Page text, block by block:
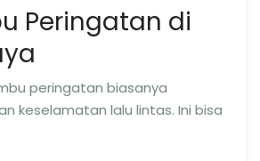
Peringatan di
peringatan biasanya
keselamatan lalu lintas. Ini bisa